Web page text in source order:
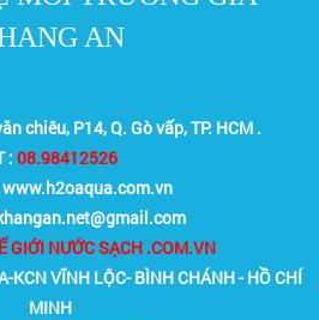
AN
chiêu, P14, Q. Gò vấp, TP. HCM .
: 08.98412526
www.h2oaqua.com.vn
GIỚI NƯỚC SẠCH .COM.VN
VĨNH LỘC- BÌNH CHÁNH - HỒ CHÍ
MINH